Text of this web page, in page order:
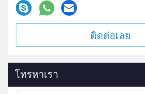
ติดต่อเลย
โทรหาเรา